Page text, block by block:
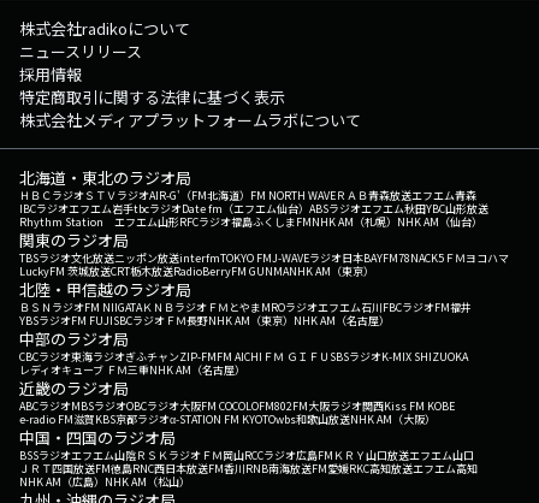
株式会社radikoについて
ニュースリリース
採用情報
特定商取引に関する法律に基づく表示
株式会社メディアプラットフォームラボについて
北海道・東北のラジオ局
ＨＢＣラジオＳＴＶラジオAIR-G'（FM北海道） FM NORTH WAVEＲＡＢ青森放送エフエム青森
IBCラジオエフエム岩手tbcラジオDate fm（エフエム仙台） ABSラジオエフエム秋田YBC山形放送
Rhythm Station エフエム山形RFCラジオ福島ふくしまFMNHK AM（札幌） NHK AM（仙台）
関東のラジオ局
TBSラジオ文化放送ニッポン放送interfmTOKYO FMJ-WAVEラジオ日本BAYFM78NACK5 ＦＭヨコハマ
LuckyFM 茨城放送CRT栃木放送RadioBerryFM GUNMANHK AM（東京）
北陸・甲信越のラジオ局
ＢＳＮラジオFM NIIGATAＫＮＢラジオ ＦＭとやまMROラジオエフエム石川FBCラジオFM福井
YBSラジオFM FUJISBCラジオ ＦＭ長野NHK AM（東京） NHK AM（名古屋）
中部のラジオ局
CBCラジオ東海ラジオぎふチャンZIP-FMFM AICHI ＦＭ ＧＩＦＵ SBSラジオK-MIX SHIZUOKA
レディオキューブ ＦＭ三重NHK AM（名古屋）
近畿のラジオ局
ABCラジオMBSラジオOBCラジオ大阪FM COCOLOFM802FM大阪ラジオ関西Kiss FM KOBE
e-radio FM滋賀KBS京都ラジオα-STATION FM KYOTOwbs和歌山放送NHK AM（大阪）
中国・四国のラジオ局
BSSラジオエフエム山陰ＲＳＫラジオ ＦＭ岡山RCCラジオ広島FM ＫＲＹ山口放送エフエム山口
ＪＲＴ四国放送FM徳島RNC西日本放送FM香川RNB南海放送FM愛媛RKC高知放送エフエム高知
NHK AM（広島） NHK AM（松山）